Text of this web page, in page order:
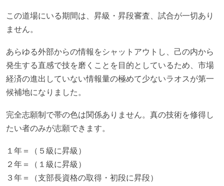
この道場にいる期間は、昇級・昇段審査、試合が一切あり
ません。
あらゆる外部からの情報をシャットアウトし、己の内から
発生する直感で技を磨くことを目的としているため、市場
経済の進出していない情報量の極めて少ないラオスが第一
候補地になりました。
完全志願制で帯の色は関係ありません。真の技術を修得し
たい者のみが志願できます。
１年＝（５級に昇級）
２年＝（１級に昇級）
３年＝（支部長資格の取得・初段に昇段）